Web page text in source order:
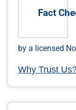
Fact
by a licensed
Why Trust